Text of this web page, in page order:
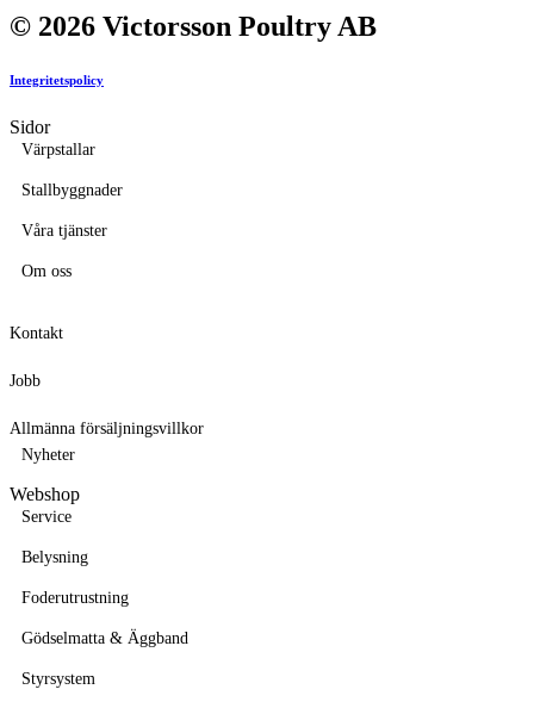
© 2026 Victorsson Poultry AB
Integritetspolicy
Sidor
Värpstallar
Stallbyggnader
Våra tjänster
Om oss
Kontakt
Jobb
Allmänna försäljningsvillkor
Nyheter
Webshop
Service
Belysning
Foderutrustning
Gödselmatta & Äggband
Styrsystem